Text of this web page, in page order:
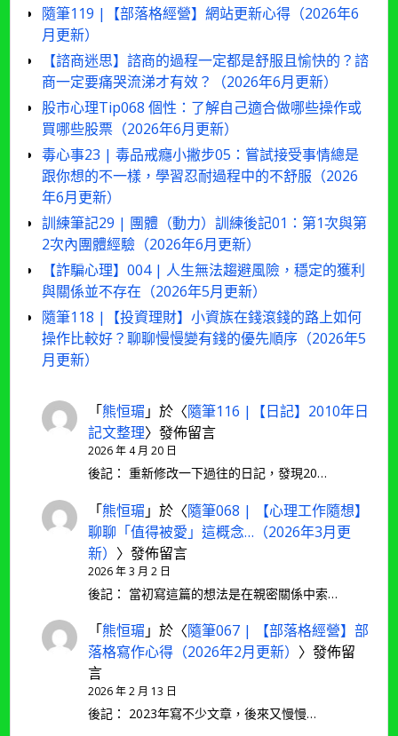
隨筆119 |【部落格經營】網站更新心得（2026年6
月更新）
【諮商迷思】諮商的過程一定都是舒服且愉快的？諮
商一定要痛哭流涕才有效？（2026年6月更新）
股市心理Tip068 個性：了解自己適合做哪些操作或
買哪些股票（2026年6月更新）
毒心事23 | 毒品戒癮小撇步05：嘗試接受事情總是
跟你想的不一樣，學習忍耐過程中的不舒服（2026
年6月更新）
訓練筆記29 | 團體（動力）訓練後記01：第1次與第
2次內團體經驗（2026年6月更新）
【詐騙心理】004 | 人生無法趨避風險，穩定的獲利
與關係並不存在（2026年5月更新）
隨筆118 |【投資理財】小資族在錢滾錢的路上如何
操作比較好？聊聊慢慢變有錢的優先順序（2026年5
月更新）
「熊恒瑂 」於〈隨筆116 |【日記】2010年日
記文整理〉發佈留言
2026 年 4 月 20 日
後記： 重新修改一下過往的日記，發現20…
「熊恒瑂 」於〈隨筆068 | 【心理工作隨想】
聊聊「值得被愛」這概念…（2026年3月更
新） 〉發佈留言
2026 年 3 月 2 日
後記： 當初寫這篇的想法是在親密關係中索…
「熊恒瑂 」於〈隨筆067 | 【部落格經營】部
落格寫作心得（2026年2月更新） 〉發佈留
言
2026 年 2 月 13 日
後記： 2023年寫不少文章，後來又慢慢…